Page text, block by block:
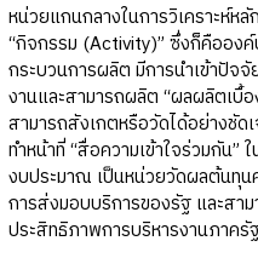
หน่วยแกนกลางในการวิเคราะห์ห
“กิจกรรม (Activity)” ซึ่งก็คืออง
กระบวนการผลิต มีการนำเข้าปัจ
งานและสามารถผลิต “ผลผลิตเ
สามารถสังเกตหรือวัดได้อย่างชัด
ทำหน้าที่ “สื่อความเข้าใจร่วมกัน”
งบประมาณ เป็นหน่วยวัดผลต้นทุ
การส่งมอบบริการของรัฐ และส
ประสิทธิภาพการบริหารงานภาครั